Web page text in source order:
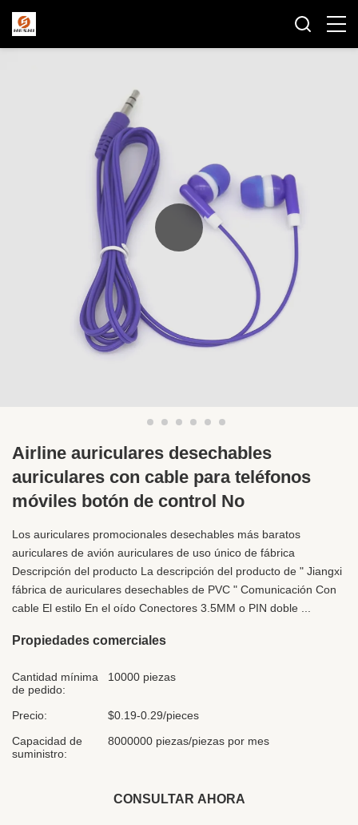
Airline auriculares desechables
auriculares con cable para teléfonos
móviles botón de control No
Los auriculares promocionales desechables más baratos
auriculares de avión auriculares de uso único de fábrica
Descripción del producto La descripción del producto de " Jiangxi
fábrica de auriculares desechables de PVC " Comunicación Con
cable El estilo En el oído Conectores 3.5MM o PIN doble ...
Propiedades comerciales
Cantidad mínima
de pedido:
10000 piezas
Precio:
$0.19-0.29/pieces
Capacidad de
suministro:
8000000 piezas/piezas por mes
CONSULTAR AHORA